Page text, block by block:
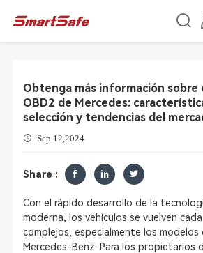
Obtenga más información sobre
OBD2 de Mercedes:
selección y tendencias del
Sep 12,2024
Share :
Con el rápido desarrollo de la
moderna, los vehículos se vuelven
complejos, especialmente los modelos
Mercedes-Benz. Para los propietarios